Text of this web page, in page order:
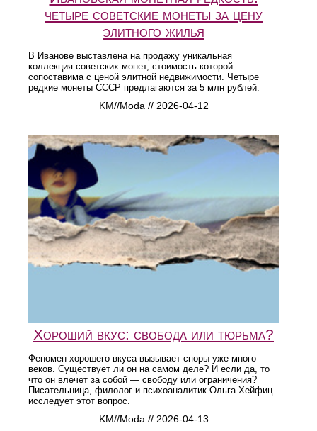
четыре советские монеты за цену
элитного жилья
В Иванове выставлена на продажу уникальная
коллекция советских монет, стоимость которой
сопоставима с ценой элитной недвижимости. Четыре
редкие монеты СССР предлагаются за 5 млн рублей.
KM//Moda // 2026-04-12
Хороший вкус: свобода или тюрьма?
Феномен хорошего вкуса вызывает споры уже много
веков. Существует ли он на самом деле? И если да, то
что он влечет за собой — свободу или ограничения?
Писательница, филолог и психоаналитик Ольга Хейфиц
исследует этот вопрос.
KM//Moda // 2026-04-13